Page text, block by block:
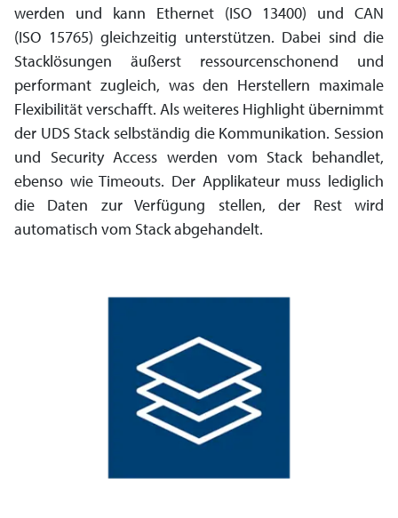
werden und kann Ethernet (ISO 13400) und CAN
(ISO 15765) gleich­zeitig unter­stützen. Dabei sind die
Stack­lösungen äußerst ressourcen­schonend und
performant zugleich, was den Herstellern maximale
Flexi­bilität verschafft. Als weiteres Highlight übernimmt
der UDS Stack selbständig die Kommu­nikation. Session
und Security Access werden vom Stack behandlet,
ebenso wie Timeouts. Der Applikateur muss lediglich
die Daten zur Verfügung stellen, der Rest wird
automatisch vom Stack abgehandelt.